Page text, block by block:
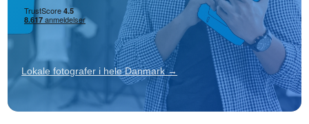
Lokale fotografer i hele Danmark →